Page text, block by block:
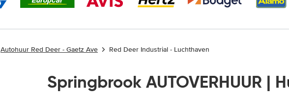
Autohuur Red Deer - Gaetz Ave Red Deer Industrial - Luchthaven
Springbrook AUTOVERHUUR |